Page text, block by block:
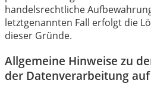
handelsrechtliche
letztgenannten Fall erfolgt die
dieser Gründe.
Allgemeine Hinweise zu
der Datenverarbeitung